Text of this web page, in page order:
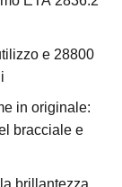
e 28800
in originale:
bracciale e
brillantezza